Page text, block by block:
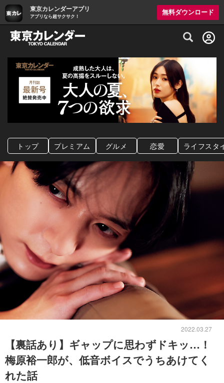
東京カレンダーアプリ
アプリなら超サクサク！
無料ダウンロード
グルメ情報・プレミアムレストラン予約
トップ プレミアム グルメ 恋愛 ライフスタ
2022.03.27
【裏話あり】ギャップに思わずドキッ…！
梅原裕一郎が、低音ボイスでうちあけてく
れた話